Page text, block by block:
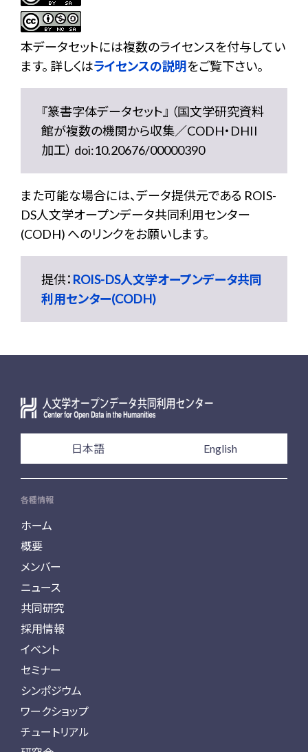
本データセットには複数のライセンスを付与してい
ます。 詳しくはライセンスの説明をご覧下さい。
『篆書字体データセット』 （国文学研究資料
館が複数の機関から収集／CODH・DHII
加工） doi:10.20676/00000390
また可能な場合には、データ提供元である ROIS-
DS人文学オープンデータ共同利用センター
(CODH) へのリンクをお願いします。
提供： ROIS-DS人文学オープンデータ共同
利用センター(CODH)
日本語 English
各種情報
ホーム
概要
メンバー
ニュース
共同研究
採用情報
イベント
セミナー
シンポジウム
ワークショップ
チュートリアル